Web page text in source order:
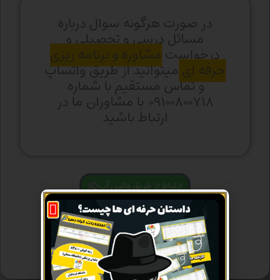
در صورت هرگونه سوال درباره
مسائل درسی و تحصیلی و
درخواست مشاوره و برنامه ریزی
حرفه ای میتوانید از طریق واتساپ
و تماس مستقیم با شماره
۰۹۱۰۰۸۰۰۷۱۸ با مشاوران ما در
ارتباط باشید
ارتباط از طریق واتس آپ
ارتباط از طریق تماس